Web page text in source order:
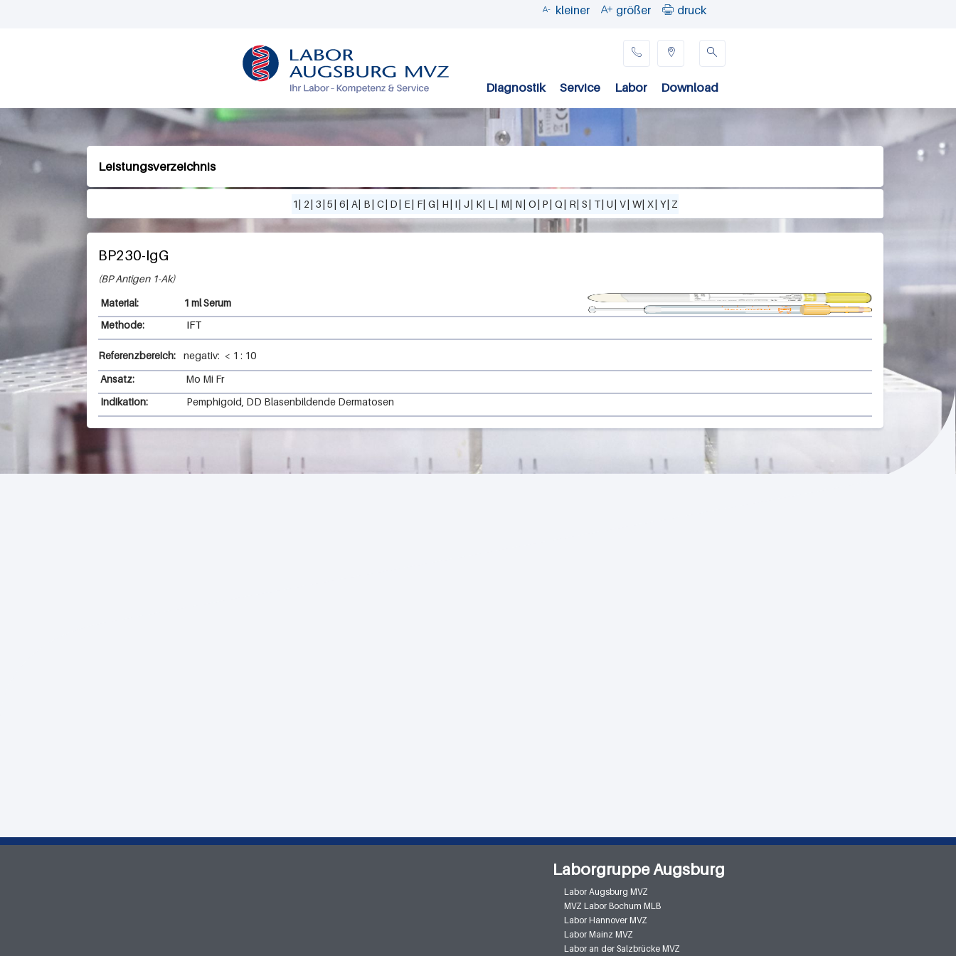
 kleiner  größer  druck
O

Diagnostik Service Labor Download
 
Leistungsverzeichnis
1| 2| 3| 5| 6| A| B| C| D| E| F| G| H| I| J| K| L | M| N| O| P| Q| R| S| T| U| V| W| X| Y| Z
BP230-IgG
BP Antigen 1-Ak
1 ml Serum
Methode:
IFT
Referenzbereich: negativ: < 1 : 10
Ansatz:
Mo Mi Fr
Indikation:
Pemphigoid, DD Blasenbildende Dermatosen
Laborgruppe Augsburg
Labor Augsburg MVZ
MVZ Labor Bochum MLB
Labor Hannover MVZ
Labor Mainz MVZ
Labor an der Salzbrücke MVZ